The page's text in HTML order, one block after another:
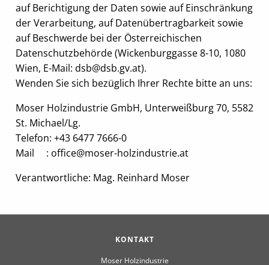
auf Berichtigung der Daten sowie auf Einschränkung
der Verarbeitung, auf Datenübertragbarkeit sowie
auf Beschwerde bei der Österreichischen
Datenschutzbehörde (Wickenburggasse 8-10, 1080
Wien, E-Mail: dsb@dsb.gv.at).
Wenden Sie sich bezüglich Ihrer Rechte bitte an uns:
Moser Holzindustrie GmbH, Unterweißburg 70, 5582
St. Michael/Lg.
Telefon: +43 6477 7666-0
Mail : office@moser-holzindustrie.at
Verantwortliche: Mag. Reinhard Moser
KONTAKT
Moser Holzindustrie